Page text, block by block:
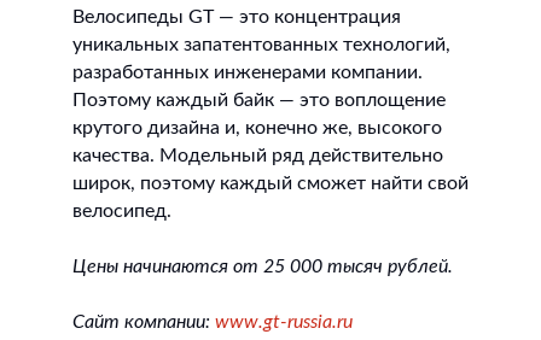
Велосипеды GT — это концентрация
уникальных запатентованных технологий,
разработанных инженерами компании.
Поэтому каждый байк — это воплощение
крутого дизайна и, конечно же, высокого
качества. Модельный ряд действительно
широк, поэтому каждый сможет найти свой
велосипед.
Цены начинаются от 25 000 тысяч рублей.
Сайт компании: www.gt-russia.ru